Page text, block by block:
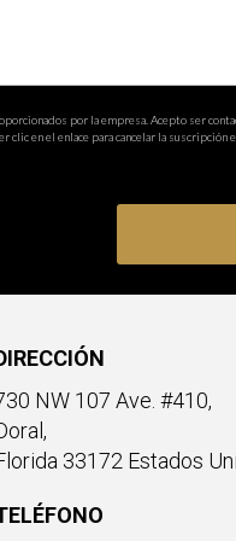
para inscribirse?
ayuda financiera o
oportunidades laborales,
orientación
por la empresa. Acepto ser
clic en el enlace para cancelar la
NW 107 Ave. #410,
33172 Estados